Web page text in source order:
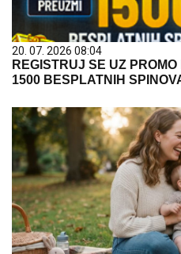
20. 07. 2026 08:04
REGISTRUJ SE UZ
1500 BESPLATNIH